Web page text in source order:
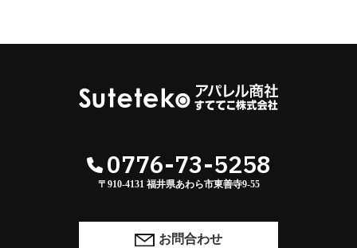
0776-73-5258
〒910-4131 福井県あわら市東善寺9-55
お問合わせ